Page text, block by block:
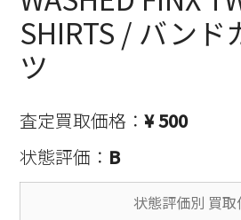
SHIRTS / バンド
ツ
査定買取価格：¥ 500
状態評価： B
状態評価別 買取